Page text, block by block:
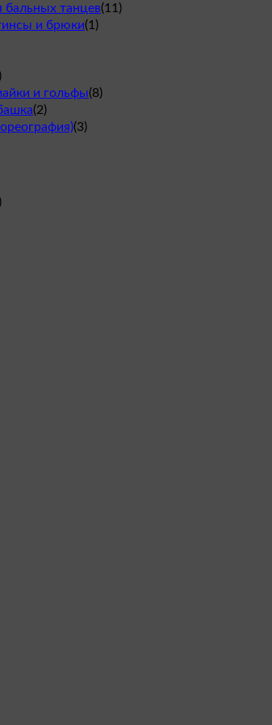
танцев(11 )
и брюки(1 )
)
и гольфы(8)
(2)
(3)
)